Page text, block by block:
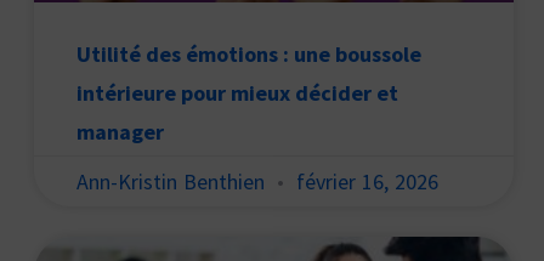
Utilité des émotions : une boussole
intérieure pour mieux décider et
manager
Ann-Kristin Benthien
février 16, 2026